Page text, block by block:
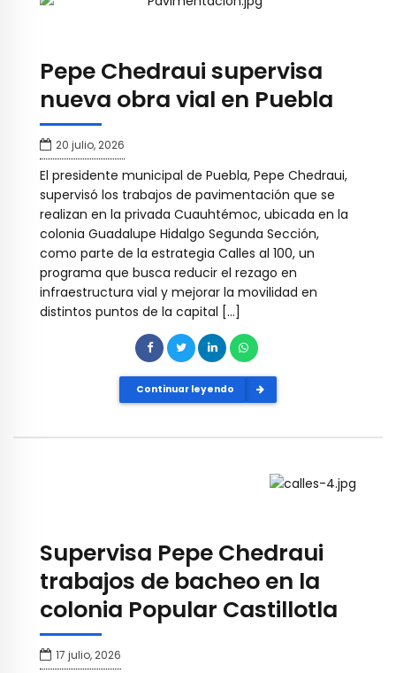
Pepe Chedraui supervisa
nueva obra vial en Puebla
20 julio, 2026
El presidente municipal de Puebla, Pepe Chedraui,
supervisó los trabajos de pavimentación que se
realizan en la privada Cuauhtémoc, ubicada en la
colonia Guadalupe Hidalgo Segunda Sección,
como parte de la estrategia Calles al 100, un
programa que busca reducir el rezago en
infraestructura vial y mejorar la movilidad en
distintos puntos de la capital […]
Continuar leyendo
Supervisa Pepe Chedraui
trabajos de bacheo en la
colonia Popular Castillotla
17 julio, 2026